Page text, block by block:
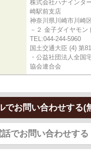
株式会社ハナインタ
崎駅前支店
神奈川県川崎市川崎
－２ 金子ダイヤモン
TEL:044-244-5960
国土交通大臣 (4) 第
・公益社団法人全国
協会連合会
でお問い合わせする(
話でお問い合わせする